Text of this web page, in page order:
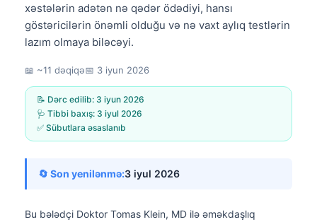
xəstələrin adətən nə qədər ödədiyi, hansı
göstəricilərin önəmli olduğu və nə vaxt aylıq testlərin
lazım olmaya biləcəyi.
📖 ~11 dəqiqə📅 3 iyun 2026
📝 Dərc edilib: 3 iyun 2026
🩺 Tibbi baxış: 3 iyul 2026
✅ Sübutlara əsaslanıb
🔄 Son yenilənmə:3 iyul 2026
Bu bələdçi Doktor Tomas Klein, MD ilə əməkdaşlıq